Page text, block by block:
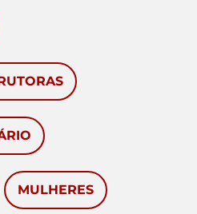
MULHERES